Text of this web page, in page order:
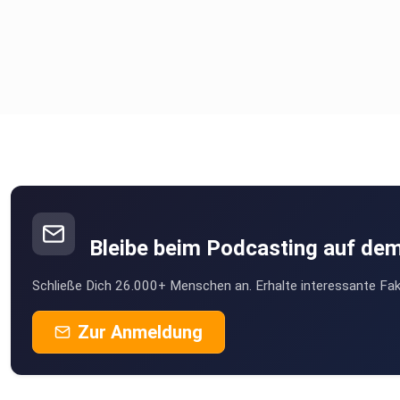
00:24:00 – Halluzinationen vs.
überhaupt einen Wirklichkeitsbezug?
00:28:00 – Rechtsfolgen unwahrer KI-Aussagen:
Können KI-Systeme .(Unternehmens-)Persönlichkeitsrechte
Bleibe beim Podcasting auf
Schließe Dich 26.000+ Menschen an. Erhalte interessante
Zur Anmeldung